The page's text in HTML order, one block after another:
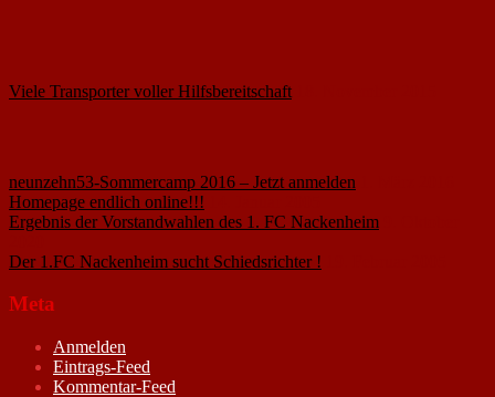
Viele Transporter voller Hilfsbereitschaft
neunzehn53-Sommercamp 2016 – Jetzt anmelden
Homepage endlich online!!!
Ergebnis der Vorstandwahlen des 1. FC Nackenheim
Der 1.FC Nackenheim sucht Schiedsrichter !
Meta
Anmelden
Eintrags-Feed
Kommentar-Feed